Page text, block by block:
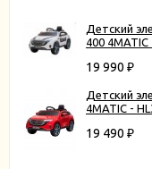
Детский
400
19 990 ₽
Детский
4MATIC -
19 490 ₽